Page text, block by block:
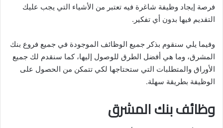
فرصة إيجاد وظيفة شاغرة فيه تعتبر من الأشياء التي يجب عليك
التقديم فيها بدون أي تفكير.
وفيما يلي سنقوم بذكر جميع الوظائف الموجودة في جميع فروع بنك
المشرق، وما هي أفضل الطرق للوصول إليها، كما سنقدم لك جميع
الأوراق والمتطلبات التي ستحتاجها لكي تتمكن من الحصول على
الوظيفة بطريقة سهلة.
وظائف بنك المشرق